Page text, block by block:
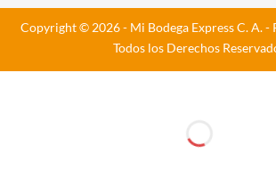
Copyright © 2026 - Mi Bodega Express C. A. -
Todos los Derechos